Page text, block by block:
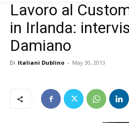
Lavoro al
in Irlanda:
Damiano
Di Italiani Dublino - May 30, 2013